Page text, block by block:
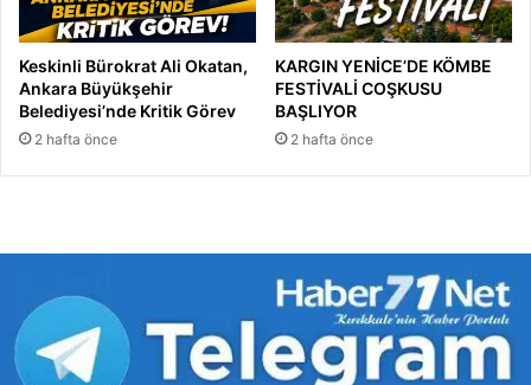
Keskinli Bürokrat Ali Okatan,
Ankara Büyükşehir
Belediyesi’nde Kritik Görev
2 hafta önce
KARGIN YENİCE’DE KÖMBE
FESTİVALİ COŞKUSU
BAŞLIYOR
2 hafta önce